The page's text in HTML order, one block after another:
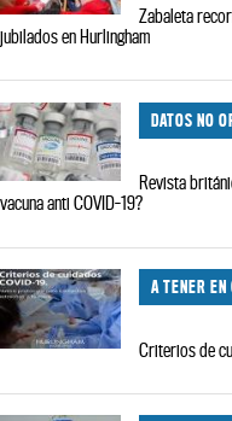
Zabaleta
jubilados en Hurlingham
DATOS NO
Revista
vacuna anti COVID-19?
A TENER EN
Criterios de